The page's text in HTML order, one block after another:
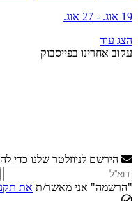
19 אוג. - 27 אוג.
הצג עוד
עקוב אחרינו בפייסבוק
הירשם לניוזלטר שלנו כדי
"הרשמה" אני מאשר/ת את